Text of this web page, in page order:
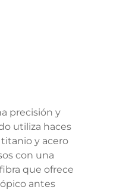
precisión y
utiliza haces
y acero
con una
que ofrece
antes